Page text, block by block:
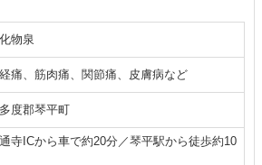
物泉
痛、筋肉痛、関節痛、皮膚病など
度郡琴平町
寺ICから車で約20分／琴平駅から徒歩約10